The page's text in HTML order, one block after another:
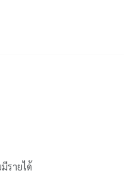
รายได้